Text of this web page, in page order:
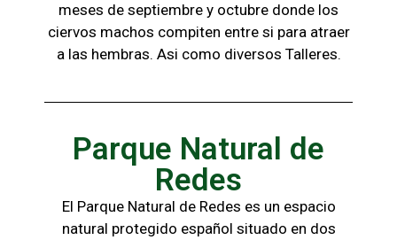
meses de septiembre y octubre donde los
ciervos machos compiten entre si para atraer
a las hembras. Asi como diversos Talleres.
Parque Natural de
Redes
El Parque Natural de Redes es un espacio
natural protegido español situado en dos